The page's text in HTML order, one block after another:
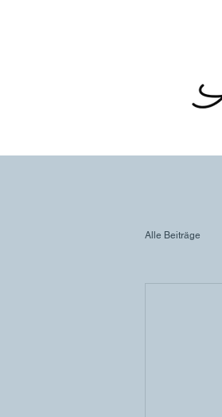
Alle Beiträge